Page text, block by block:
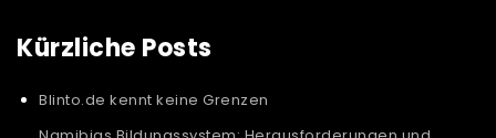
Kürzliche Posts
Blinto.de kennt keine Grenzen